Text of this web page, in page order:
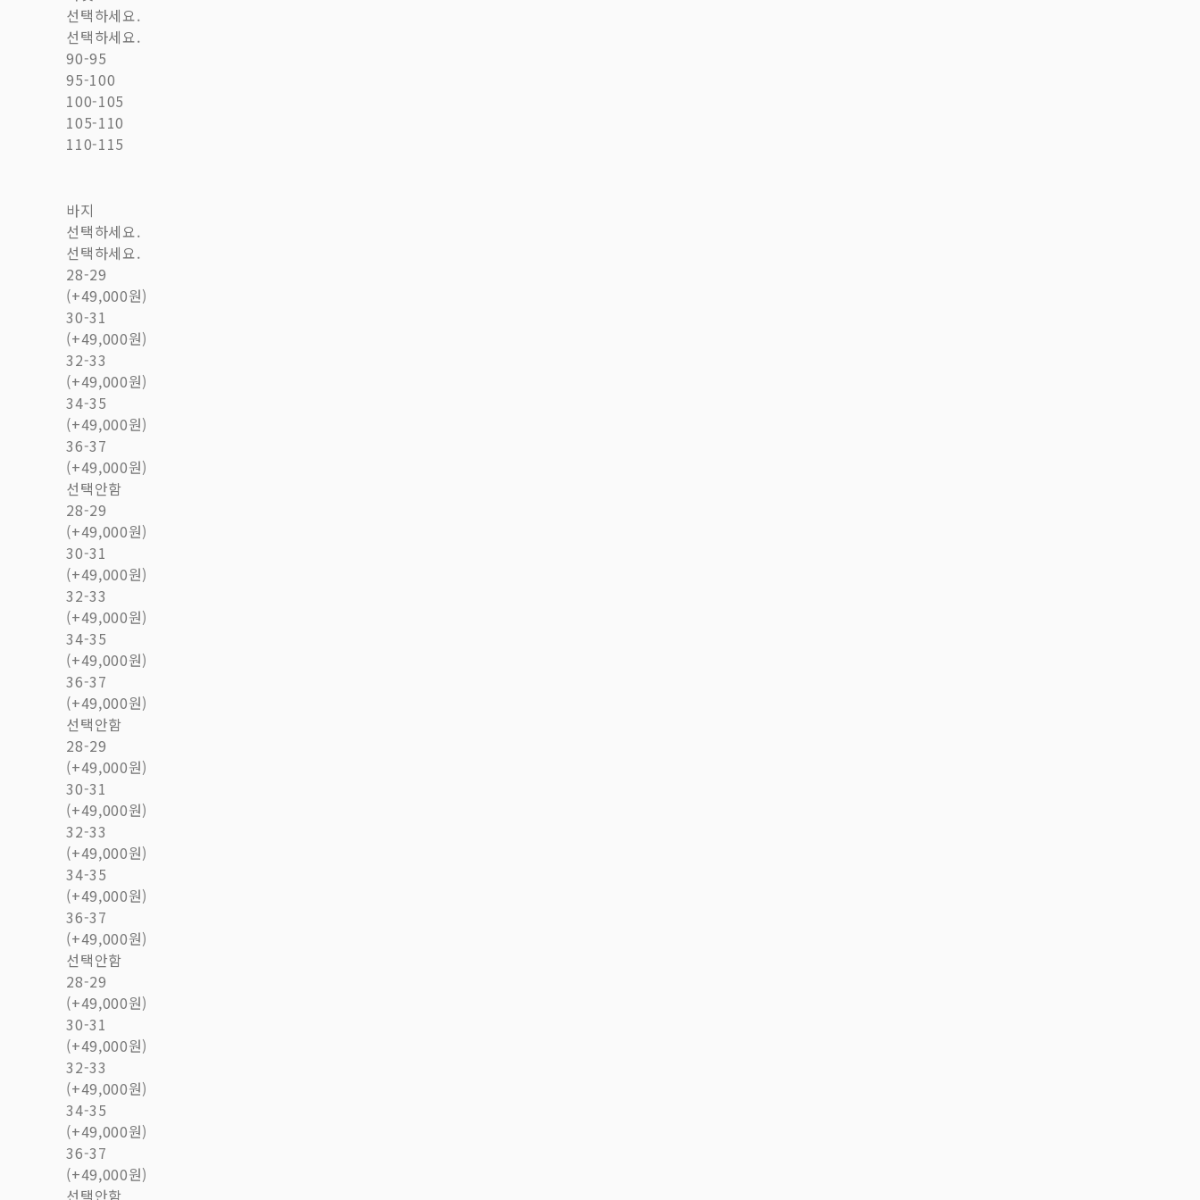
선택하세요.
선택하세요.
90-95
95-100
100-105
105-110
110-115
바지
선택하세요.
선택하세요.
28-29
(+49,000원)
30-31
(+49,000원)
32-33
(+49,000원)
34-35
(+49,000원)
36-37
(+49,000원)
선택안함
28-29
(+49,000원)
30-31
(+49,000원)
32-33
(+49,000원)
34-35
(+49,000원)
36-37
(+49,000원)
선택안함
28-29
(+49,000원)
30-31
(+49,000원)
32-33
(+49,000원)
34-35
(+49,000원)
36-37
(+49,000원)
선택안함
28-29
(+49,000원)
30-31
(+49,000원)
32-33
(+49,000원)
34-35
(+49,000원)
36-37
(+49,000원)